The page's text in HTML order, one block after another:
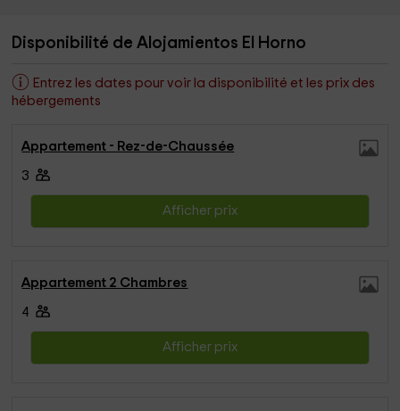
Disponibilité de Alojamientos El Horno
Entrez les dates pour voir la disponibilité et les prix des
hébergements
Appartement - Rez-de-Chaussée
3
Afficher prix
Appartement 2 Chambres
4
Afficher prix